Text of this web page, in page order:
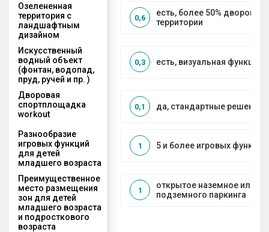
Озелененная
территория с
ландшафтным
дизайном
есть, более 50% дворовой
территории
0,6
Искусственный
водный объект
(фонтан, водопад,
пруд, ручей и пр. )
есть, визуальная функция
0,3
Дворовая
спортплощадка
workout
да, стандартные решения
0,1
Разнообразие
игровых функций
для детей
младшего возраста
5 и более игровых функций
1
Преимущественное
место размещения
зон для детей
младшего возраста
и подросткового
возраста
открытое наземное или на
подземного паркинга
1